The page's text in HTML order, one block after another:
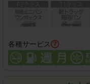
各種サービス